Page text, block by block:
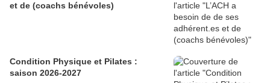
et de (coachs bénévoles)
Condition Physique et Pilates :
saison 2026-2027